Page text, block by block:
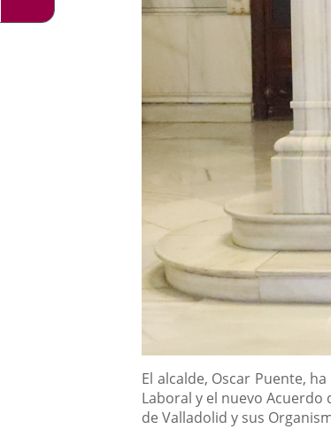
Descripción
El alcalde, Oscar Puente,
Laboral y el nuevo Acuerdo
de Valladolid y sus